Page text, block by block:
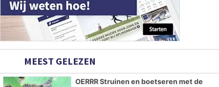
MEEST GELEZEN
OERRR Struinen en boetseren met de